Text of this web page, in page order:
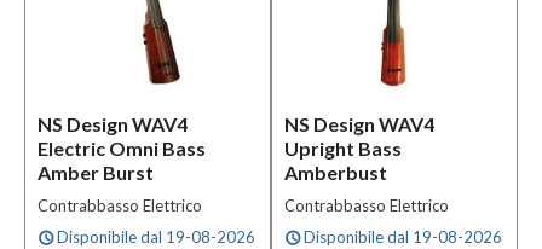
NS Design WAV4
Electric Omni Bass
Amber Burst
Contrabbasso Elettrico
scheduleDisponibile dal 19-08-2026
NS Design WAV4
Upright Bass
Amberbust
Contrabbasso Elettrico
scheduleDisponibile dal 19-08-2026